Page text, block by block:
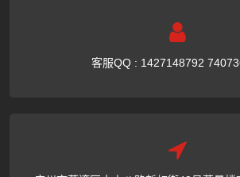
客服QQ : 1427148792